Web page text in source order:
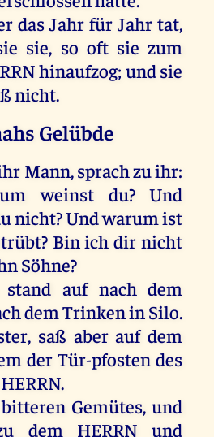
das Jahr für Jahr tat,
sie, so oft sie zum
hinaufzog; undsie
nicht.
Gelübde
Mann,sprachzuihr:
weinst du?Und
nicht?Undwarumist
? Bin ich dir nicht
Söhne?
stand auf nach dem
demTrinkeninSilo.
, saß aber auf dem
der Tür-pfostendes
HERRN.
bitteren Gemütes,und
dem HERRN und